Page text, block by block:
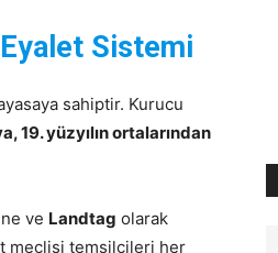
Sistemi
sahiptir. Kurucu
19. yüzyılın ortalarından
ve Landtag olarak
meclisi temsilcileri her